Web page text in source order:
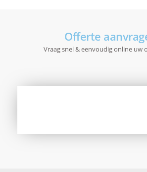
Offerte
Vraag snel & eenvoudig online uw